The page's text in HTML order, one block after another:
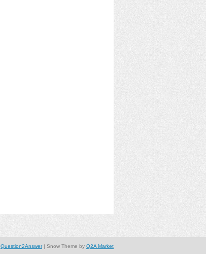
| Snow Theme by Q2A Market
Question2Answer